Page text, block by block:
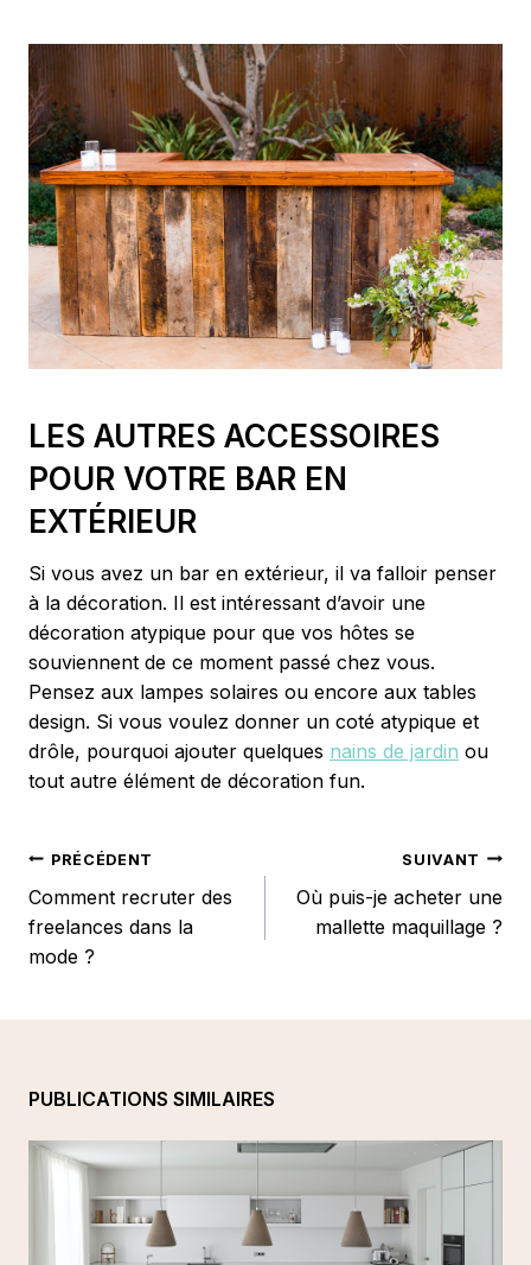
LES AUTRES ACCESSOIRES
POUR VOTRE BAR EN
EXTÉRIEUR
Si vous avez un bar en extérieur, il va falloir penser
à la décoration. Il est intéressant d’avoir une
décoration atypique pour que vos hôtes se
souviennent de ce moment passé chez vous.
Pensez aux lampes solaires ou encore aux tables
design. Si vous voulez donner un coté atypique et
drôle, pourquoi ajouter quelques nains de jardin ou
tout autre élément de décoration fun.
NAVIGATION
DE
L’ARTICLE
PRÉCÉDENT
Comment recruter des
freelances dans la
mode ?
SUIVANT
Où puis-je acheter une
mallette maquillage ?
PUBLICATIONS SIMILAIRES